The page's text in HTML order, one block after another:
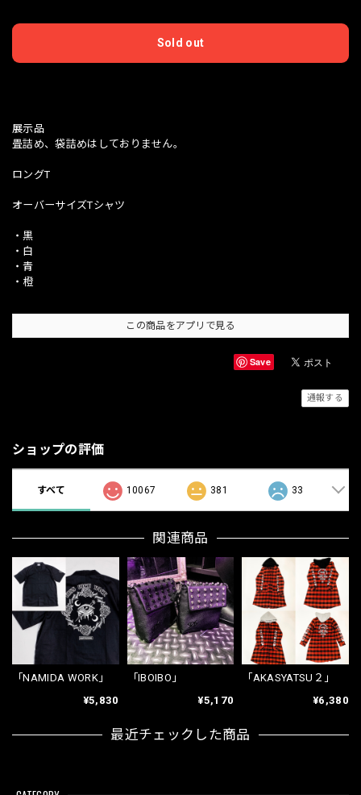
Sold out
展示品
畳詰め、袋詰めはしておりません。
ロングT
オーバーサイズTシャツ
・黒
・白
・青
・橙
この商品をアプリで見る
Save
通報する
ショップの評価
すべて 10067 381 33
関連商品
「NAMIDA WORK」
¥5,830
「IBOIBO」
¥5,170
「AKASYATSU２」
¥6,380
最近チェックした商品